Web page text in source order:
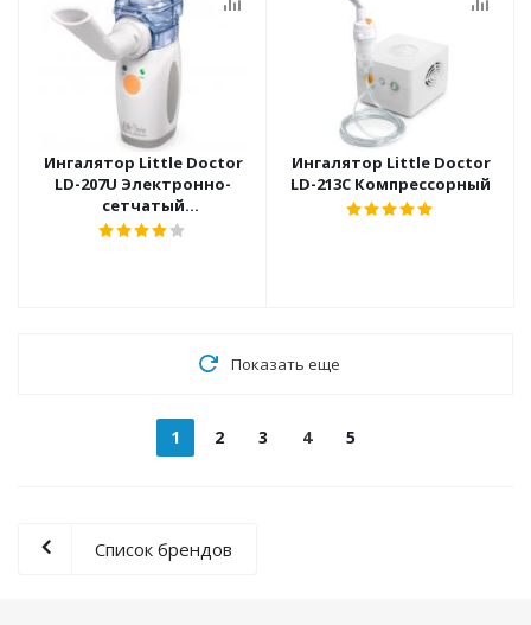
Ингалятор Little Doctor
LD-207U Электронно-
сетчатый
Ультразвуковой
Ингалятор Little Doctor
LD-213C Компрессорный
Показать еще
1 2 3 4 5
Список брендов